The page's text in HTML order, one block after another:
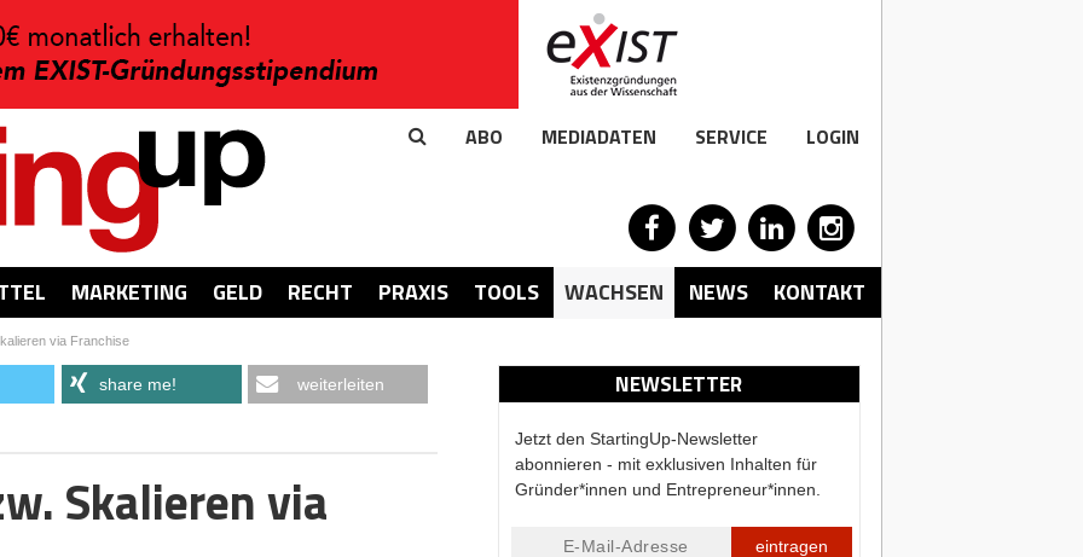
ABO MEDIADATEN SERVICE LOGIN
MARKETING GELD RECHT PRAXIS TOOLS WACHSEN NEWS KONTAKT
via Franchise
NEWSLETTER
Jetzt den StartingUp-Newsletter
abonnieren - mit exklusiven Inhalten für
Gründer*innen und Entrepreneur*innen.
eintragen
share me! weiterleiten
Skalieren via